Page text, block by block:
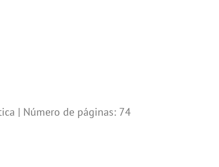
| Número de páginas: 74